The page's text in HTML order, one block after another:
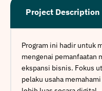
Project Description
Program ini hadir untuk
mengenai pemanfaatan
ekspansi bisnis. Fokus
pelaku usaha